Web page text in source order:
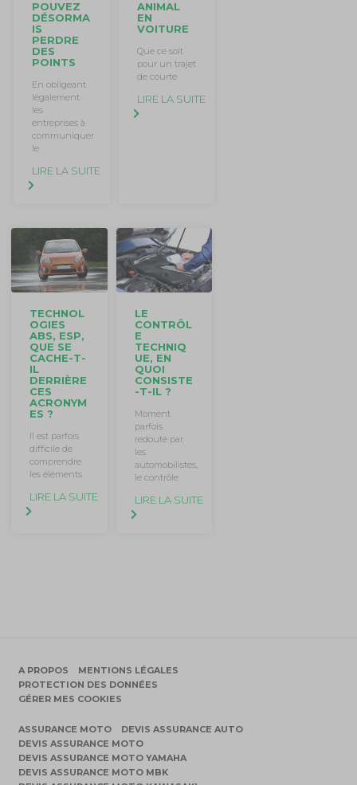
POUVEZ
DÉSORMA
IS
PERDRE
DES
POINTS
En obligeant
légalement
les
entreprises à
communiquer
le
LIRE LA SUITE
ANIMAL
EN
VOITURE
Que ce soit
pour un trajet
de courte
LIRE LA SUITE
TECHNOL
OGIES
ABS, ESP,
QUE SE
CACHE-T-
IL
DERRIÈRE
CES
ACRONYM
ES ?
Il est parfois
difficile de
comprendre
les éléments
LIRE LA SUITE
LE
CONTRÔL
E
TECHNIQ
UE, EN
QUOI
CONSISTE
-T-IL ?
Moment
parfois
redouté par
les
automobilistes,
le contrôle
LIRE LA SUITE
A PROPOS
MENTIONS LÉGALES
PROTECTION DES DONNÉES
GÉRER MES COOKIES
ASSURANCE MOTO
DEVIS ASSURANCE AUTO
DEVIS ASSURANCE MOTO
DEVIS ASSURANCE MOTO YAMAHA
DEVIS ASSURANCE MOTO MBK